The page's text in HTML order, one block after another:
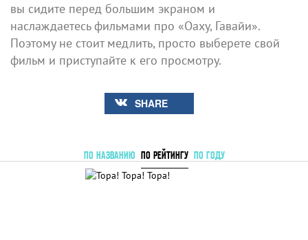
вы сидите перед большим экраном и
наслаждаетесь фильмами про «Оаху, Гавайи».
Поэтому не стоит медлить, просто выберете свой
фильм и приступайте к его просмотру.
SHARE
ПО НАЗВАНИЮ ПО РЕЙТИНГУ ПО ГОДУ